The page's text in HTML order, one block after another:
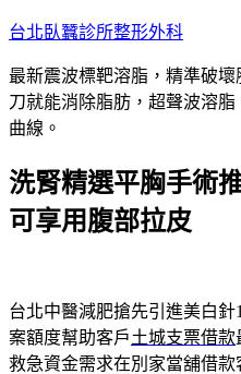
跳
主
要
內
台北臥蠶診所整形外科
最新震波標靶溶脂，精準破
刀就能消除脂肪，超聲波溶
曲線。
洗腎精選平胸手術
可享用腹部拉皮
台北中醫減肥搶先引進美白針
案額度幫助客戶土城支票借款
救急資金需求在別家當舖借款